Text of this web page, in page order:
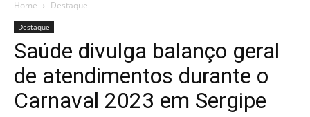
Home Destaque
Destaque
Saúde divulga balanço geral
de atendimentos durante o
Carnaval 2023 em Sergipe